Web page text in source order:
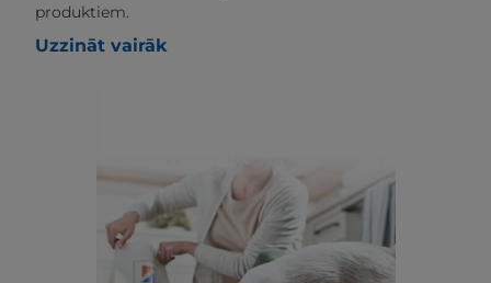
produktiem.
Uzzināt vairāk